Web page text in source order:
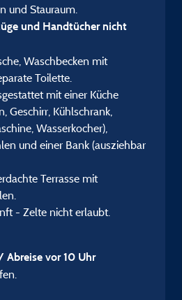
und Stauraum.
und Handtücher nicht
Waschbecken mit
Toilette.
mit einer Küche
Geschirr, Kühlschrank,
Wasserkocher),
und einer Bank (ausziehbar
Terrasse mit
- Zelte nicht erlaubt.
Abreise vor 10 Uhr